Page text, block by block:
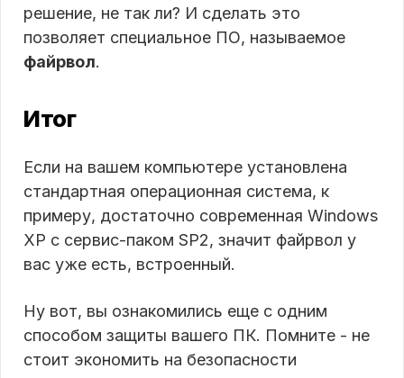
решение, не так ли? И сделать это
позволяет специальное ПО, называемое
файрвол.
Итог
Если на вашем компьютере установлена
стандартная операционная система, к
примеру, достаточно современная Windows
XP с сервис-паком SP2, значит файрвол у
вас уже есть, встроенный.
Ну вот, вы ознакомились еще с одним
способом защиты вашего ПК. Помните - не
стоит экономить на безопасности